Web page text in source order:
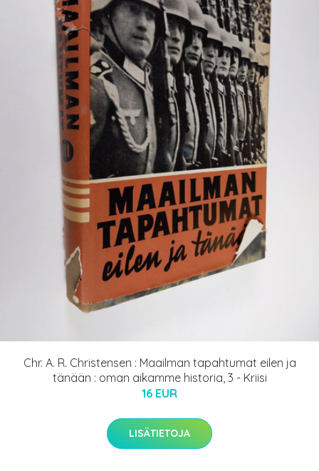
Chr. A. R. Christensen : Maailman tapahtumat eilen ja
tänään : oman aikamme historia, 3 - Kriisi
16 EUR
LISÄTIETOJA